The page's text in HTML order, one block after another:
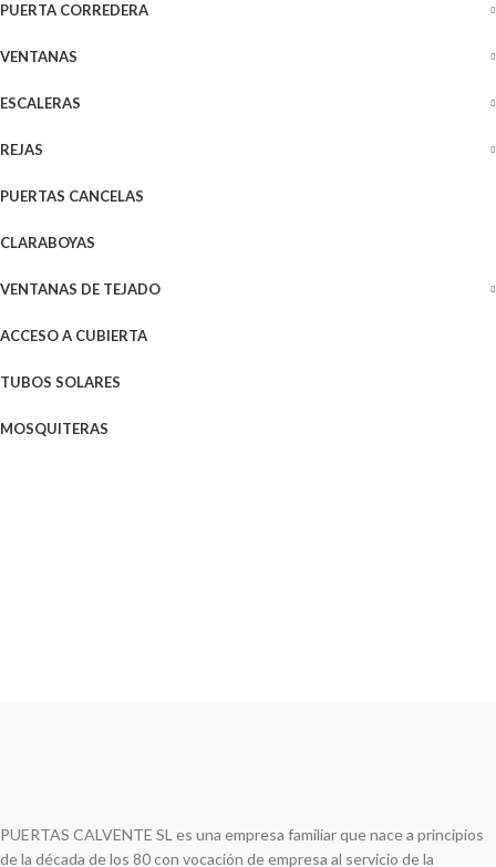
PUERTA CORREDERA
VENTANAS
ESCALERAS
REJAS
PUERTAS CANCELAS
CLARABOYAS
VENTANAS DE TEJADO
ACCESO A CUBIERTA
TUBOS SOLARES
MOSQUITERAS
PUERTAS CALVENTE SL es una empresa familiar que nace a principios
de la década de los 80 con vocación de empresa al servicio de la